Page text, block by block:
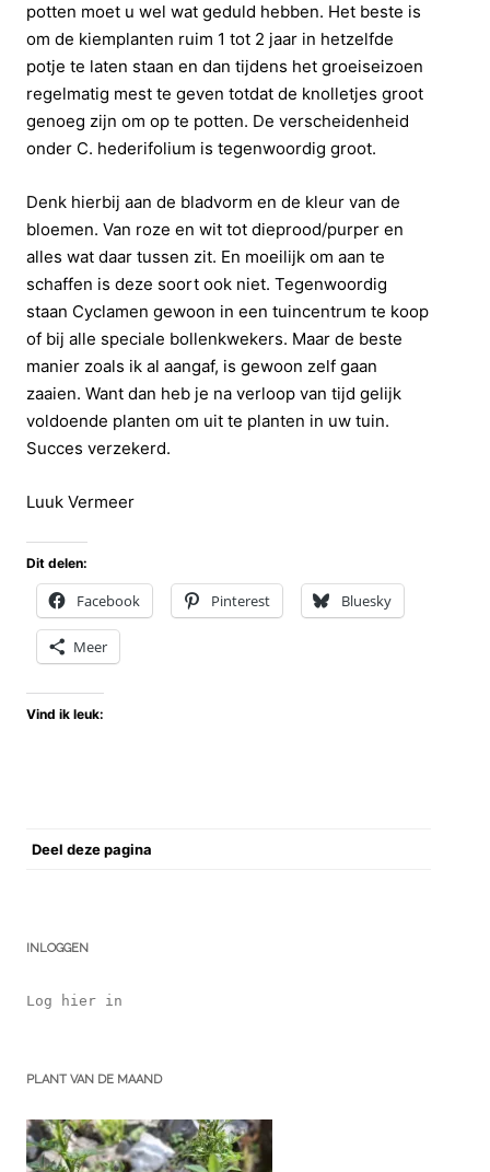
potten moet u wel wat geduld hebben. Het beste is
om de kiemplanten ruim 1 tot 2 jaar in hetzelfde
potje te laten staan en dan tijdens het groeiseizoen
regelmatig mest te geven totdat de knolletjes groot
genoeg zijn om op te potten. De verscheidenheid
onder C. hederifolium is tegenwoordig groot.
Denk hierbij aan de bladvorm en de kleur van de
bloemen. Van roze en wit tot dieprood/purper en
alles wat daar tussen zit. En moeilijk om aan te
schaffen is deze soort ook niet. Tegenwoordig
staan Cyclamen gewoon in een tuincentrum te koop
of bij alle speciale bollenkwekers. Maar de beste
manier zoals ik al aangaf, is gewoon zelf gaan
zaaien. Want dan heb je na verloop van tijd gelijk
voldoende planten om uit te planten in uw tuin.
Succes verzekerd.
Luuk Vermeer
Dit delen:
Facebook Pinterest Bluesky
Meer
Vind ik leuk:
Deel deze pagina
INLOGGEN
Log hier in
PLANT VAN DE MAAND